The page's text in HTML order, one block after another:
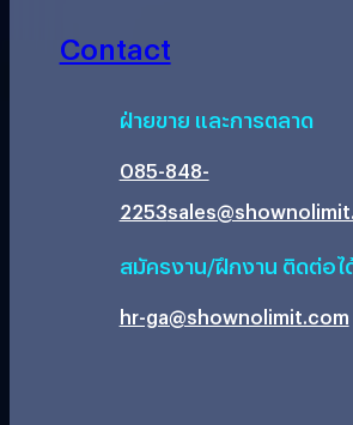
Contact
ฝ่ายขาย และการตลาด
085-848-
2253
สมัครงาน/ฝึกงาน ติดต่อไ
hr-ga@shownolimit.com